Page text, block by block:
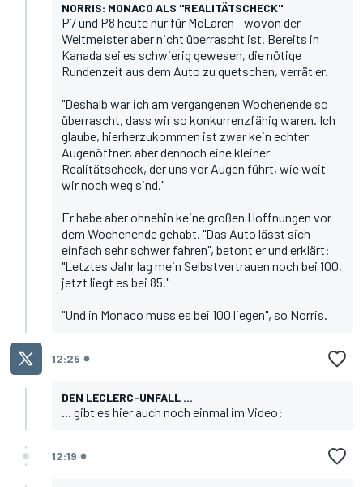
NORRIS: MONACO ALS "REALITÄTSCHECK"
P7 und P8 heute nur für McLaren - wovon der
Weltmeister aber nicht überrascht ist. Bereits in
Kanada sei es schwierig gewesen, die nötige
Rundenzeit aus dem Auto zu quetschen, verrät er.
"Deshalb war ich am vergangenen Wochenende so
überrascht, dass wir so konkurrenzfähig waren. Ich
glaube, hierherzukommen ist zwar kein echter
Augenöffner, aber dennoch eine kleiner
Realitätscheck, der uns vor Augen führt, wie weit
wir noch weg sind."
Er habe aber ohnehin keine großen Hoffnungen vor
dem Wochenende gehabt. "Das Auto lässt sich
einfach sehr schwer fahren", betont er und erklärt:
"Letztes Jahr lag mein Selbstvertrauen noch bei 100,
jetzt liegt es bei 85."
"Und in Monaco muss es bei 100 liegen", so Norris.
12:25
DEN LECLERC-UNFALL ...
... gibt es hier auch noch einmal im Video:
12:19